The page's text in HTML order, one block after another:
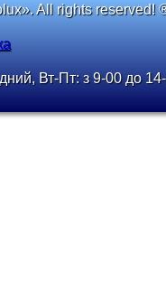
All rights reserved!
Вт-Пт: з 9-00 до